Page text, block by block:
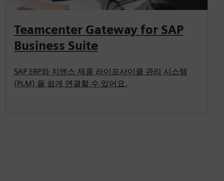
Teamcenter Gateway for SAP
Business Suite
SAP ERP와 지멘스 제품 라이프사이클 관리 시스템
(PLM) 을 쉽게 연결할 수 있어요.